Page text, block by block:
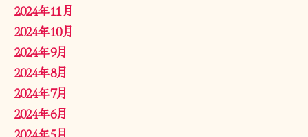
2024年11月
2024年10月
2024年9月
2024年8月
2024年7月
2024年6月
2024年5月